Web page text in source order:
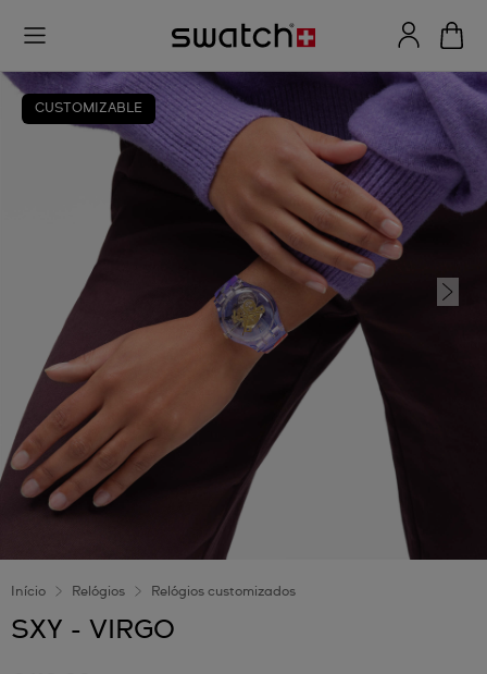
CUSTOMIZABLE
Início Relógios Relógios customizados
SXY - VIRGO